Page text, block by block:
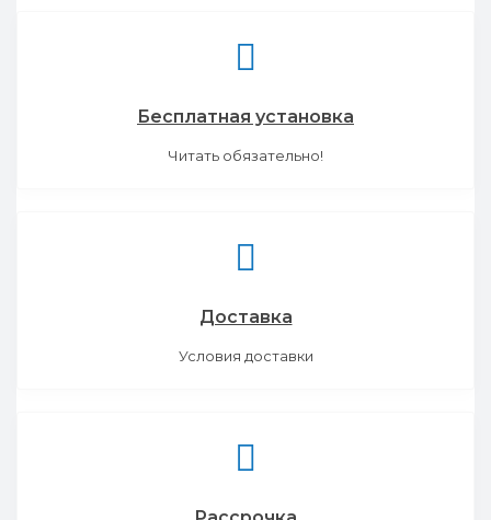
Бесплатная установка
Читать обязательно!
Доставка
Условия доставки